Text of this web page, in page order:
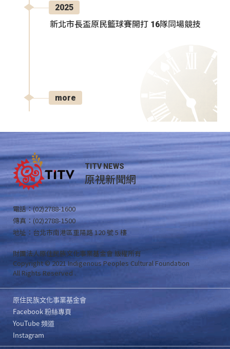
2025
新北市長盃原民籃球賽開打 16隊同場競技
more
TITV NEWS
原視新聞網
電話：(02)2788-1600
傳真：(02)2788-1500
地址：台北市南港區重陽路 120 號 5 樓
財團法人原住民族文化事業基金會 版權所有
Copyright © 2021 Indigenous Peoples Cultural Foundation
All Rights Reserved .
原住民族文化事業基金會
Facebook 粉絲專頁
YouTube 頻道
Instagram